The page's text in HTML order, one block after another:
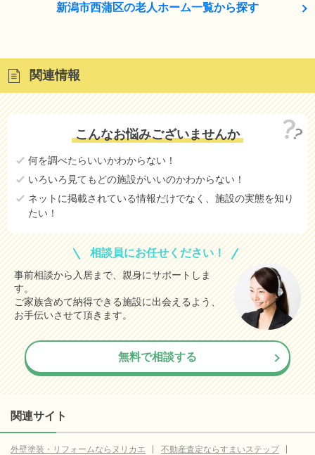
新潟市西蒲区の老人ホーム一覧から探す
関連情報
こんなお悩みございませんか
何を調べたらいいかわからない！
いろいろ見てもどの施設がいいのかわからない！
ネットに掲載されている情報だけでなく、施設の実態を知り
たい！
相談員にお任せください！
事前相談から入居まで、親身にサポートしま
す。
ご家族含めて納得できる施設に出会えるよう、
お手伝いさせて頂きます。
無料で相談する
関連サイト
外壁塗装・リフォームならヌリカエ
不動産査定ならすまいステップ